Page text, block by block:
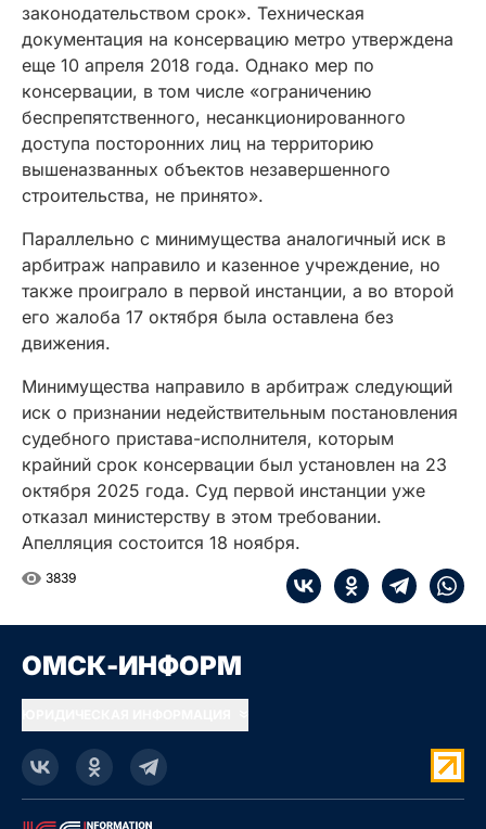
законодательством срок». Техническая
документация на консервацию метро утверждена
еще 10 апреля 2018 года. Однако мер по
консервации, в том числе «ограничению
беспрепятственного, несанкционированного
доступа посторонних лиц на территорию
вышеназванных объектов незавершенного
строительства, не принято».
Параллельно с минимущества аналогичный иск в
арбитраж направило и казенное учреждение, но
также проиграло в первой инстанции, а во второй
его жалоба 17 октября была оставлена без
движения.
Минимущества направило в арбитраж следующий
иск о признании недействительным постановления
судебного пристава-исполнителя, которым
крайний срок консервации был установлен на 23
октября 2025 года. Суд первой инстанции уже
отказал министерству в этом требовании.
Апелляция состоится 18 ноября.
3839
ОМСК-ИНФОРМ